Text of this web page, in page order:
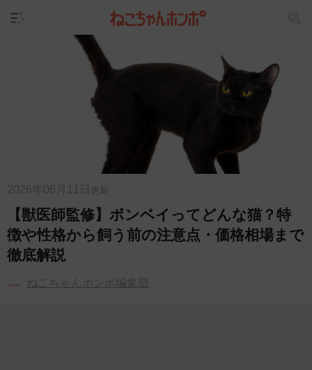
2026年06月11日 更新
【獣医師監修】ボンベイってどんな猫？特
徴や性格から飼う前の注意点・価格相場まで
徹底解説
ねこちゃんホンポ編集部